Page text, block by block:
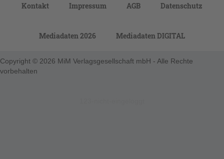
Kontakt Impressum AGB Datenschutz
Mediadaten 2026 Mediadaten DIGITAL
Copyright © 2026 MiM Verlagsgesellschaft mbH - Alle Rechte
vorbehalten